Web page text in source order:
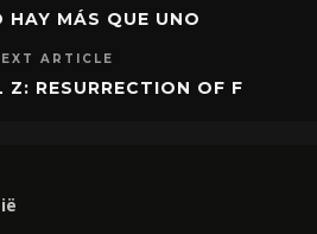
HAY MÁS QUE UNO
ARTICLE
Z: RESURRECTION OF F